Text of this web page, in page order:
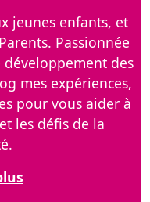
jeunes enfants, et
Passionnée
des
mes expériences,
pour vous aider à
les défis de la